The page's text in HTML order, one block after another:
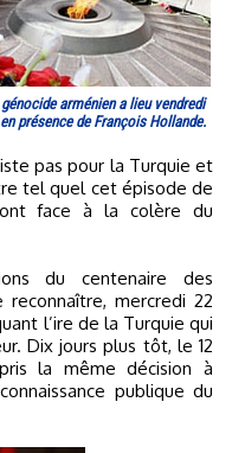
arménien a lieu vendredi
présence de François Hollande.
tel quel cet épisode de
face à la colère du
du centenaire des
reconnaître, mercredi 22
l’ire de la Turquie qui
Dix jours plus tôt, le 12
la même décision à
publique du